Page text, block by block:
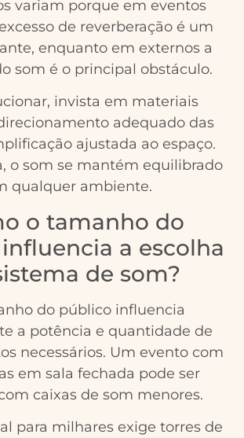
variam porque em eventos
de reverberação é um
enquanto em externos a
som é o principal obstáculo.
invista em materiais
adequado das
ajustada ao espaço.
o som se mantém equilibrado
qualquer ambiente.
o tamanho do
a escolha
de som?
do público influencia
a potência e quantidade de
necessários. Um evento com
em sala fechada pode ser
caixas de som menores.
para milhares exige torres de